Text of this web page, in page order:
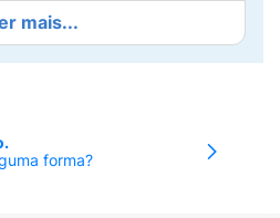
garante um
e economia para o seu
pele, a fórmula possui
, sendo totalmente
mais...
forma?